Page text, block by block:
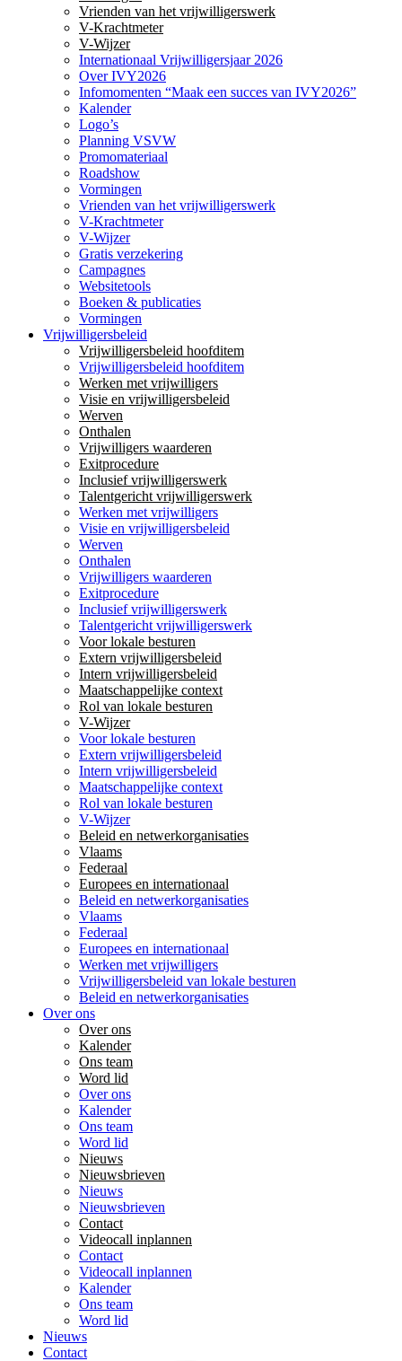
Vrienden van het vrijwilligerswerk
V-Krachtmeter
V-Wijzer
Internationaal Vrijwilligersjaar 2026
Over IVY2026
Infomomenten “Maak een succes van IVY2026”
Kalender
Logo’s
Planning VSVW
Promomateriaal
Roadshow
Vormingen
Vrienden van het vrijwilligerswerk
V-Krachtmeter
V-Wijzer
Gratis verzekering
Campagnes
Websitetools
Boeken & publicaties
Vormingen
Vrijwilligersbeleid
Vrijwilligersbeleid hoofditem
Vrijwilligersbeleid hoofditem
Werken met vrijwilligers
Visie en vrijwilligersbeleid
Werven
Onthalen
Vrijwilligers waarderen
Exitprocedure
Inclusief vrijwilligerswerk
Talentgericht vrijwilligerswerk
Werken met vrijwilligers
Visie en vrijwilligersbeleid
Werven
Onthalen
Vrijwilligers waarderen
Exitprocedure
Inclusief vrijwilligerswerk
Talentgericht vrijwilligerswerk
Voor lokale besturen
Extern vrijwilligersbeleid
Intern vrijwilligersbeleid
Maatschappelijke context
Rol van lokale besturen
V-Wijzer
Voor lokale besturen
Extern vrijwilligersbeleid
Intern vrijwilligersbeleid
Maatschappelijke context
Rol van lokale besturen
V-Wijzer
Beleid en netwerkorganisaties
Vlaams
Federaal
Europees en internationaal
Beleid en netwerkorganisaties
Vlaams
Federaal
Europees en internationaal
Werken met vrijwilligers
Vrijwilligersbeleid van lokale besturen
Beleid en netwerkorganisaties
Over ons
Over ons
Kalender
Ons team
Word lid
Over ons
Kalender
Ons team
Word lid
Nieuws
Nieuwsbrieven
Nieuws
Nieuwsbrieven
Contact
Videocall inplannen
Contact
Videocall inplannen
Kalender
Ons team
Word lid
Nieuws
Contact